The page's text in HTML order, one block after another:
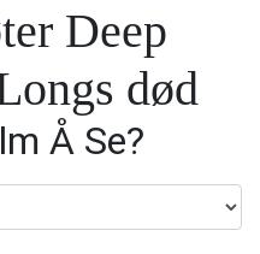
Deep
død
Å Se?